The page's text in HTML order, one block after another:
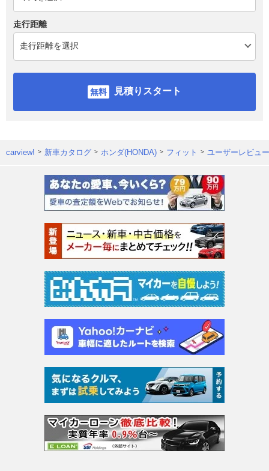
走行距離
見積りスタート
carview! 新車カタログ ホンダ(HONDA) フィット ユーザーレビュ